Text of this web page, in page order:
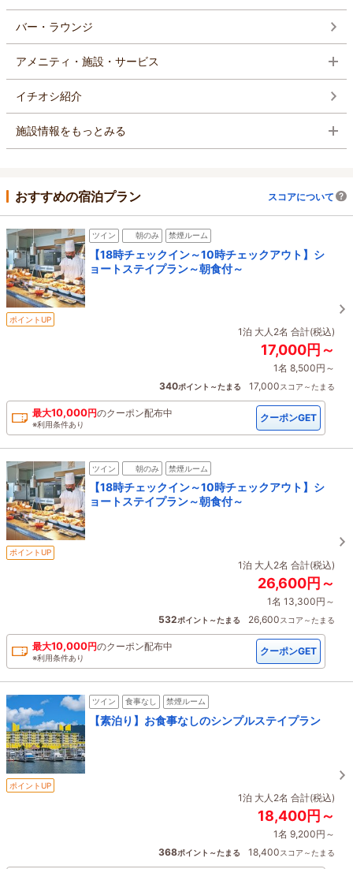
バー・ラウンジ
アメニティ・施設・サービス
イチオシ紹介
施設情報をもっとみる
おすすめの宿泊プラン スコアについて
ツイン 朝のみ 禁煙ルーム
【18時チェックイン～10時チェックアウト】シ
ョートステイプラン～朝食付～
ポイントUP
1泊 大人2名 合計(税込)
17,000円～
1名 8,500円～
340ポイント～たまる 17,000スコア～たまる
最大10,000円のクーポン配布中
※利用条件あり
クーポンGET
ツイン 朝のみ 禁煙ルーム
【18時チェックイン～10時チェックアウト】シ
ョートステイプラン～朝食付～
ポイントUP
1泊 大人2名 合計(税込)
26,600円～
1名 13,300円～
532ポイント～たまる 26,600スコア～たまる
最大10,000円のクーポン配布中
※利用条件あり
クーポンGET
ツイン 食事なし 禁煙ルーム
【素泊り】お食事なしのシンプルステイプラン
ポイントUP
1泊 大人2名 合計(税込)
18,400円～
1名 9,200円～
368ポイント～たまる 18,400スコア～たまる